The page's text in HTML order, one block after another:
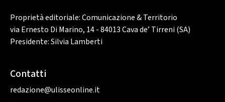
Proprietà editoriale: Comunicazione & Territorio
via Ernesto Di Marino, 14 - 84013 Cava de’ Tirreni (SA)
Presidente: Silvia Lamberti
Contatti
redazione@ulisseonline.it